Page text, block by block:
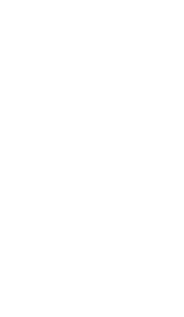
didesnę
Rinkos
Efektyvus ir
Rizikos
,